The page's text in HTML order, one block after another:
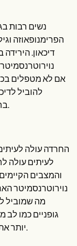
נשים רבות
הפרימנופאוזה
דיכאון.
להוביל
בריאות האישה ועל איכות החיים הכללית.
החרדה עולה
לעיתים עולה
והמצבים
מה שמוביל
גופניים כמו לב
יותר את המצוקה ולהפריע לפעילות היומיומית.